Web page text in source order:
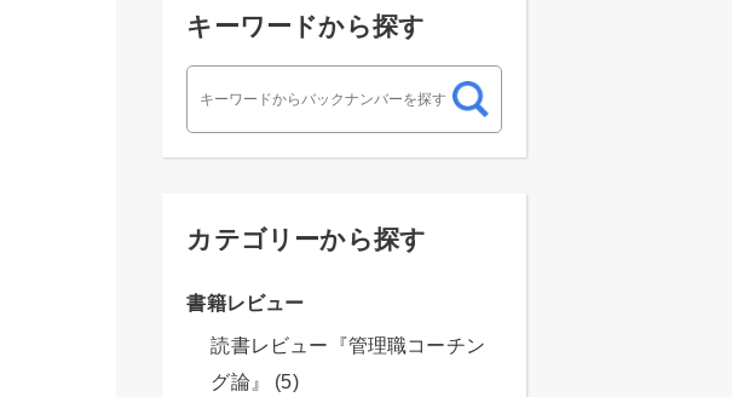
キーワードから探す
カテゴリーから探す
書籍レビュー
読書レビュー『管理職コーチン
グ論』 (5)